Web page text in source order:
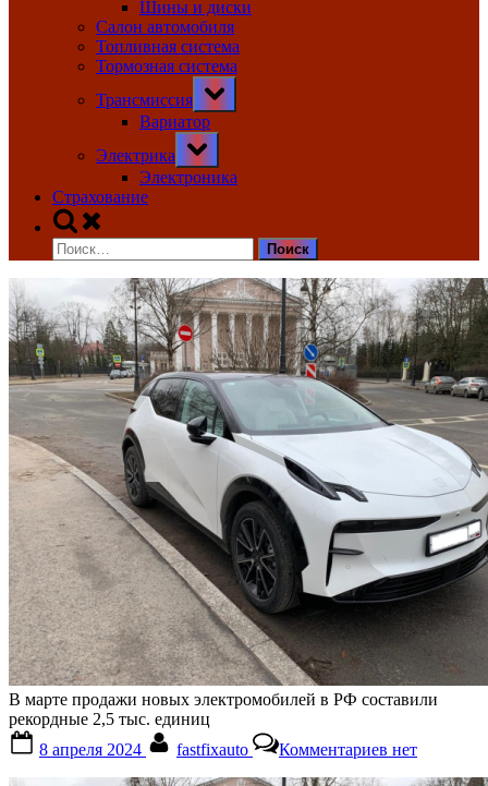
Шины и диски
Салон автомобиля
Топливная система
Тормозная система
Трансмиссия
Toggle
sub-
menu
Вариатор
Электрика
Toggle
sub-
menu
Электроника
Страхование
Toggle
search
form
Найти:
В марте продажи новых электромобилей в РФ составили
рекордные 2,5 тыс. единиц
on
8 апреля 2024 fastfixauto Комментариевзаписи
нет